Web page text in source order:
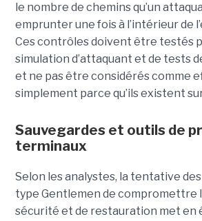
le nombre de chemins qu’un
emprunter une fois à l’intérieur de
Ces contrôles doivent être testés
simulation d’attaquant et de tests
et ne pas être considérés comme
simplement parce qu’ils existent
Sauvegardes et outils de
terminaux
Selon les analystes, la tentative
type Gentlemen de compromettre
sécurité et de restauration met en